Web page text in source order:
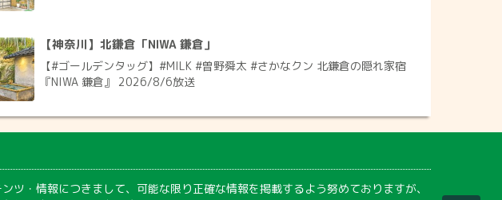
【神奈川】北鎌倉「NIWA 鎌倉」
【#ゴールデンタッグ】#MILK #曽野舜太 #さかなクン 北鎌倉の隠れ家宿
『NIWA 鎌倉』 2026/8/6放送
ツ・情報につきまして、可能な限り正確な情報を掲載するよう努めておりますが、